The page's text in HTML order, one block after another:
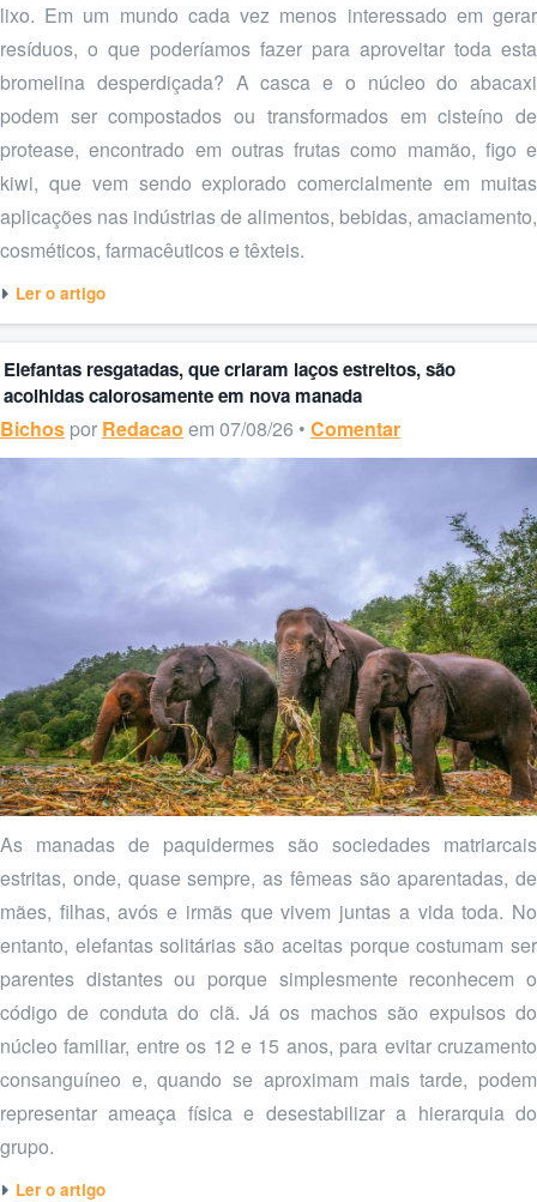
lixo. Em um mundo cada vez menos interessado em gerar
resíduos, o que poderíamos fazer para aproveitar toda esta
bromelina desperdiçada? A casca e o núcleo do abacaxi
podem ser compostados ou transformados em cisteíno de
protease, encontrado em outras frutas como mamão, figo e
kiwi, que vem sendo explorado comercialmente em muitas
aplicações nas indústrias de alimentos, bebidas, amaciamento,
cosméticos, farmacêuticos e têxteis.
Ler o artigo
Elefantas resgatadas, que criaram laços estreitos, são
acolhidas calorosamente em nova manada
Bichos por Redacao em 07/08/26 • Comentar
As manadas de paquidermes são sociedades matriarcais
estritas, onde, quase sempre, as fêmeas são aparentadas, de
mães, filhas, avós e irmãs que vivem juntas a vida toda. No
entanto, elefantas solitárias são aceitas porque costumam ser
parentes distantes ou porque simplesmente reconhecem o
código de conduta do clã. Já os machos são expulsos do
núcleo familiar, entre os 12 e 15 anos, para evitar cruzamento
consanguíneo e, quando se aproximam mais tarde, podem
representar ameaça física e desestabilizar a hierarquia do
grupo.
Ler o artigo